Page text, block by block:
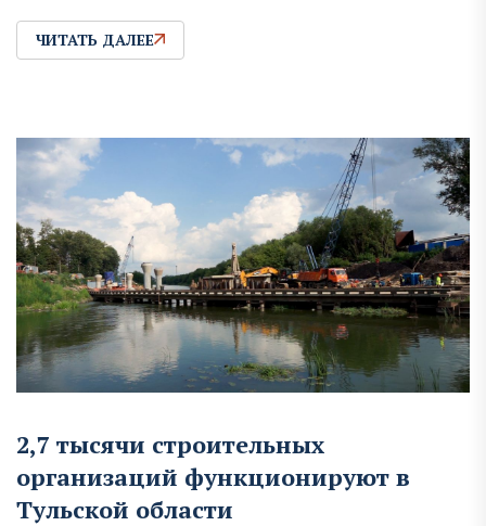
ЧИТАТЬ ДАЛЕЕ
2,7 тысячи строительных
организаций функционируют в
Тульской области